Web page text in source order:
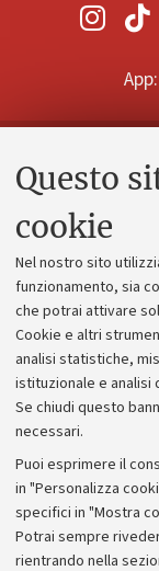
Questo
cookie
Nel nostro sito
funzionamento, sia
che potrai attivare
Cookie e altri
analisi statistiche,
istituzionale e
Se chiudi questo
necessari.
Puoi esprimere il
in "Personalizza
specifici in "Mostra
Potrai sempre
rientrando nella
App: